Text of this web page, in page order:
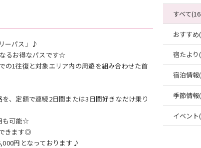
ーパス」♪
るお得なパスです☆
の1往復と対象エリア内の周遊を組み合わせた首
、定額で連続2日間または3日間好きなだけ乗り
も可能☆
きます◎
円となっております♪
すべて
おすすめ
宿たより
宿泊情報
季節情報
イベント